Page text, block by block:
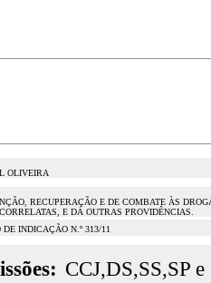
OLIVEIRA
RECUPERAÇÃO E DE COMBATE ÀS
E DÁ OUTRAS PROVIDÊNCIAS.
INDICAÇÃO N.º 313/11
CCJ,DS,SS,SP e